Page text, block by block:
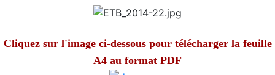
Cliquez sur l'image ci-dessous pour télécharger la feuille
A4 au format PDF